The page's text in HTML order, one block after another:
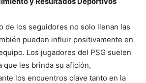
de los seguidores no solo llenan las
pueden influir positivamente en
Los jugadores del PSG suelen
que les brinda su afición,
los encuentros clave tanto en la